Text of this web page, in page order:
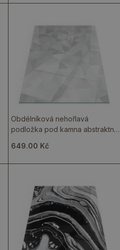
Obdélníková nehořlavá
podložka pod kamna abstraktní
649.00 Kč